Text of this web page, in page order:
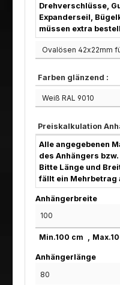
Drehverschlüsse,
Expanderseil,
müssen extra
Farben glänzend :
Preiskalkulation
Alle angegebenen
des Anhängers
Bitte Länge und
fällt ein Mehrbetrag
Anhängerbreite
Min.100 cm Max.
Anhängerlänge